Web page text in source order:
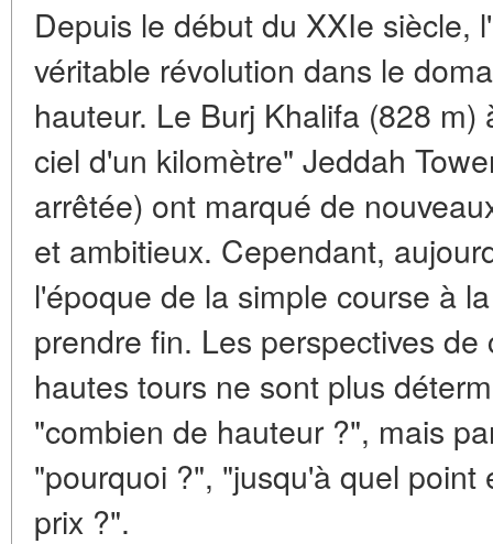
Depuis le début du XXIe siècle,
véritable révolution dans le
hauteur. Le Burj Khalifa (828
ciel d'un kilomètre" Jeddah
arrêtée) ont marqué de
et ambitieux. Cependant,
l'époque de la simple course à
prendre fin. Les perspectives
hautes tours ne sont plus
"combien de hauteur ?", mais
"pourquoi ?", "jusqu'à quel
prix ?".